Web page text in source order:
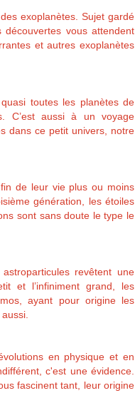
exoplanètes. Sujet gardé
vous attendent
et autres exoplanètes
toutes les planètes de
C’est aussi à un voyage
dans ce petit univers, notre
de leur vie plus ou moins
génération, les étoiles
sont sans doute le type le
revêtent une
et l’infiniment grand, les
ayant pour origine les
en physique et en
c'est une évidence.
fascinent tant, leur origine